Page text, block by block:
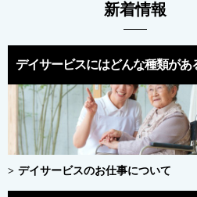
新着情報
デイサービスにはどんな種類があ
デイサービスのお仕事について